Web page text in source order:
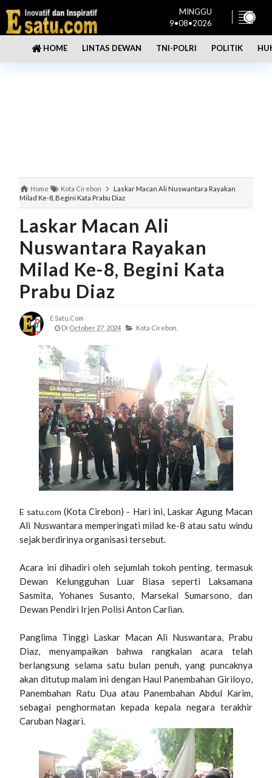
MINGGU
9•08•2026
HOME LINTAS DEWAN TNI-POLRI POLITIK
Home Kota Cirebon
Laskar Macan Ali Nuswantara Rayakan
Milad Ke-8, Begini Kata Prabu Diaz
Laskar Macan Ali
Nuswantara Rayakan
Milad Ke-8, Begini Kata
Prabu Diaz
E Satu.com
Di October 27, 2024 Kota Cirebon,
E satu.com(Kota Cirebon) - Hari ini, Laskar Agung Macan
Ali Nuswantara memperingati milad ke-8 atau satu windu
sejak berdirinya organisasi tersebut.
Acara ini dihadiri oleh sejumlah tokoh penting, termasuk
Dewan Kelungguhan Luar Biasa seperti Laksamana
Sasmita, Yohanes Susanto, Marsekal Sumarsono, dan
Dewan Pendiri Irjen Polisi Anton Carlian.
Panglima Tinggi Laskar Macan Ali Nuswantara, Prabu
Diaz, menyampaikan bahwa rangkaian acara telah
berlangsung selama satu bulan penuh, yang puncaknya
akan ditutup malam ini dengan Haul Panembahan Giriloyo,
Panembahan Ratu Dua atau Panembahan Abdul Karim,
sebagai penghormatan kepada kepala negara terakhir
Caruban Nagari.